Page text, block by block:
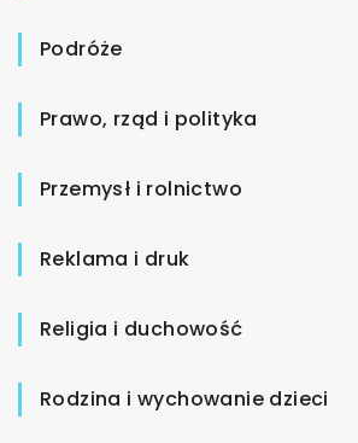
Podróże
Prawo, rząd i polityka
Przemysł i rolnictwo
Reklama i druk
Religia i duchowość
Rodzina i wychowanie dzieci